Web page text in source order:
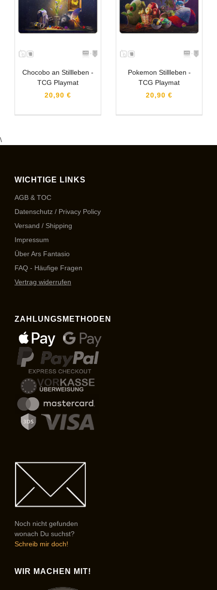
Chocobo an Stillleben -
TCG Playmat
20,90 €
Pokemon Stillleben -
TCG Playmat
20,90 €
\
WICHTIGE LINKS
AGB & TOC
Datenschutz / Privacy Policy
Versand / Shipping
Impressum
Über Ars Fantasio
FAQ - Häufige Fragen
Vertrag widerrufen
ZAHLUNGSMETHODEN
Noch nicht gefunden
wonach Du suchst?
Schreib mir doch!
WIR MACHEN MIT!